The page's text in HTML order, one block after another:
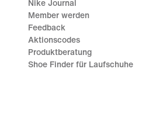
Nike Journal
Member werden
Feedback
Aktionscodes
Produktberatung
Shoe Finder für Laufschuhe